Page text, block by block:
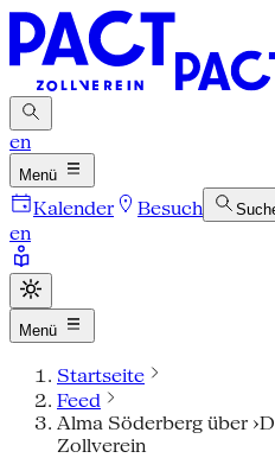
en
Menü
Kalender Besuch
en
Menü
Startseite
Feed
Alma Söderberg über
Zollverein